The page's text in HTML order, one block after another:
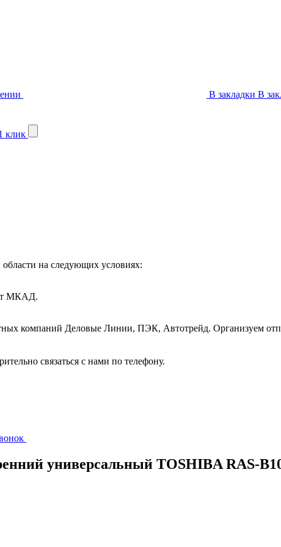
В закладки В
клик
на следующих условиях:
от МКАД.
компаний Деловые Линии, ПЭК, Автотрейд. Организуем
связаться с нами по телефону.
универсальный TOSHIBA RAS-